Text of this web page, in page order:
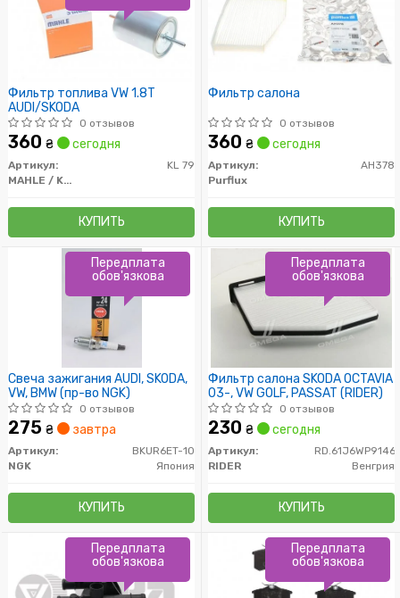
Фильтр топлива VW 1.8T
AUDI/SKODA
0 отзывов
360 ₴ сегодня
Артикул:
KL 79
MAHLE / KNECHT
КУПИТЬ
Фильтр салона
0 отзывов
360 ₴ сегодня
Артикул:
AH378
Purflux
КУПИТЬ
Свеча зажигания AUDI, SKODA,
VW, BMW (пр-во NGK)
0 отзывов
275 ₴ завтра
Артикул:
BKUR6ET-10
NGK
Япония
КУПИТЬ
Передплата
обов'язкова
Фильтр салона SKODA OCTAVIA
03-, VW GOLF, PASSAT (RIDER)
0 отзывов
230 ₴ сегодня
Артикул:
RD.61J6WP9146
RIDER
Венгрия
КУПИТЬ
Передплата
обов'язкова
Передплата
обов'язкова
Передплата
обов'язкова